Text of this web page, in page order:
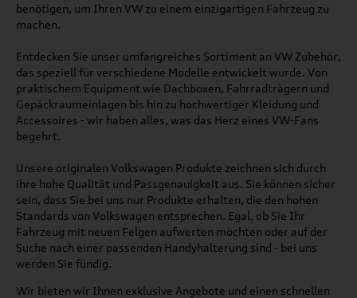
benötigen, um Ihren VW zu einem einzigartigen Fahrzeug zu
machen.
Entdecken Sie unser umfangreiches Sortiment an VW Zubehör,
das speziell für verschiedene Modelle entwickelt wurde. Von
praktischem Equipment wie Dachboxen, Fahrradträgern und
Gepäckraumeinlagen bis hin zu hochwertiger Kleidung und
Accessoires - wir haben alles, was das Herz eines VW-Fans
begehrt.
Unsere originalen Volkswagen Produkte zeichnen sich durch
ihre hohe Qualität und Passgenauigkeit aus. Sie können sicher
sein, dass Sie bei uns nur Produkte erhalten, die den hohen
Standards von Volkswagen entsprechen. Egal, ob Sie Ihr
Fahrzeug mit neuen Felgen aufwerten möchten oder auf der
Suche nach einer passenden Handyhalterung sind - bei uns
werden Sie fündig.
Wir bieten wir Ihnen exklusive Angebote und einen schnellen